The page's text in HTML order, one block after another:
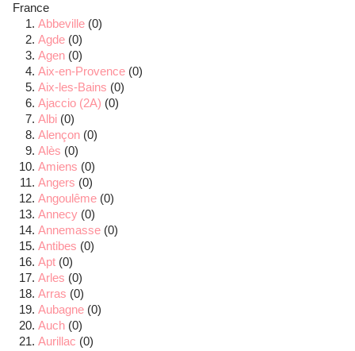
France
Abbeville (0)
Agde (0)
Agen (0)
Aix-en-Provence (0)
Aix-les-Bains (0)
Ajaccio (2A) (0)
Albi (0)
Alençon (0)
Alès (0)
Amiens (0)
Angers (0)
Angoulême (0)
Annecy (0)
Annemasse (0)
Antibes (0)
Apt (0)
Arles (0)
Arras (0)
Aubagne (0)
Auch (0)
Aurillac (0)